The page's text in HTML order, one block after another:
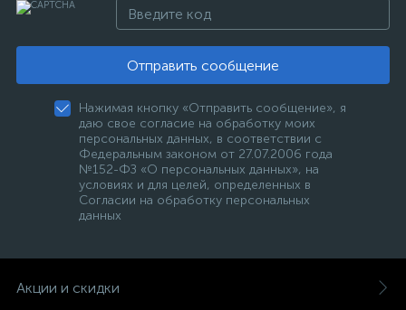
Отправить сообщение
Нажимая кнопку «Отправить сообщение», я
даю свое согласие на обработку моих
персональных данных, в соответствии с
Федеральным законом от 27.07.2006 года
№152-ФЗ «О персональных данных», на
условиях и для целей, определенных в
Согласии на обработку персональных
данных
Акции и скидки